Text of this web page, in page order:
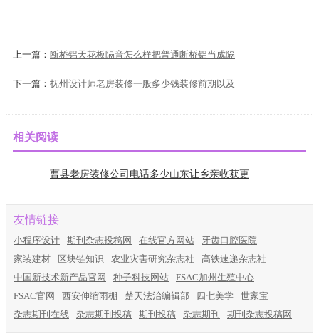
上一篇： 断桥铝天花板隔音怎么样把普通断桥铝当成隔
下一篇： 抚州设计师老房装修一般多少钱装修前期以及
相关阅读
曹县老房装修公司电话多少山东让乡亲收获更
友情链接
小程序设计 期刊杂志投稿网 在线官方网站
牙齿口腔医院
家装建材
区块链知识 农业灾害研究杂志社
高铁速递杂志社
中国新技术新产品官网
种子科技网站
FSAC加州生殖中心
FSAC官网
西安伸缩雨棚 楚天法治编辑部 四七美学
世家宝
杂志期刊在线
杂志期刊投稿 期刊投稿 杂志期刊 期刊杂志投稿网